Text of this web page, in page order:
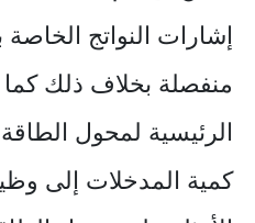
إشارات النواتج
منفصلة بخلاف ذلك كما
الرئيسية لمحول الطاقة
كمية المدخلات إلى